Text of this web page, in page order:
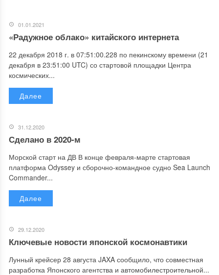
01.01.2021
«Радужное облако» китайского интернета
22 декабря 2018 г. в 07:51:00.228 по пекинскому времени (21
декабря в 23:51:00 UTC) со стартовой площадки Центра
космических...
Далее
31.12.2020
Сделано в 2020-м
Морской старт на ДВ В конце февраля-марте стартовая
платформа Odyssey и сборочно-командное судно Sea Launch
Commander...
Далее
29.12.2020
Ключевые новости японской космонавтики
Лунный крейсер 28 августа JAXA сообщило, что совместная
разработка Японского агентства и автомобилестроительной...